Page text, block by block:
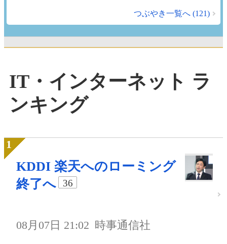
つぶやき一覧へ (121)
IT・インターネット ラ
ンキング
KDDI 楽天へのローミング
終了へ
36
08月07日 21:02 時事通信社